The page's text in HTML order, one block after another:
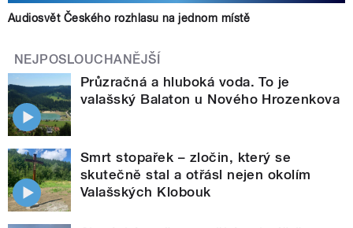
Audiosvět Českého rozhlasu na jednom místě
NEJPOSLOUCHANĚJŠÍ
Průzračná a hluboká voda. To je
valašský Balaton u Nového Hrozenkova
Smrt stopařek – zločin, který se
skutečně stal a otřásl nejen okolím
Valašských Klobouk